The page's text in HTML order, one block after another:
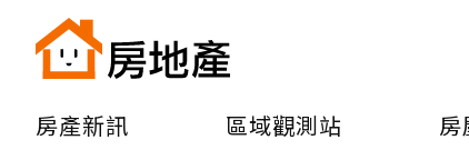
房產新訊 區域觀測站 房